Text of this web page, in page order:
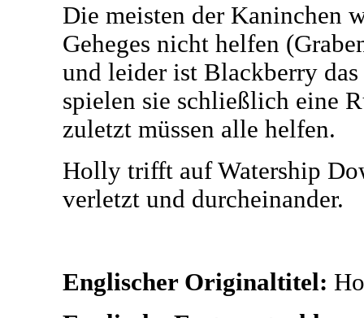
Die meisten der Kaninchen
Geheges nicht helfen
und leider ist Blackberry
spielen sie schließlich eine
zuletzt müssen alle helfen.
Holly trifft auf Watership
verletzt und durcheinander.
Englischer Originaltitel: